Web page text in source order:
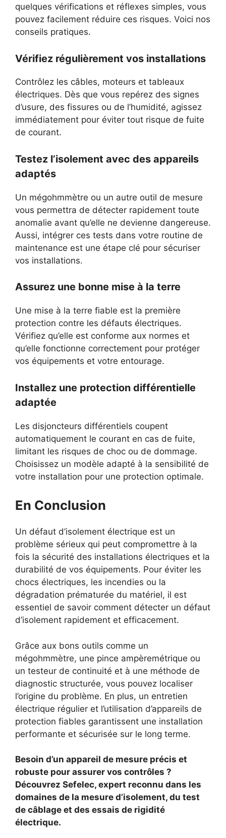
quelques vérifications et réflexes simples, vous
pouvez facilement réduire ces risques. Voici nos
conseils pratiques.
Vérifiez régulièrement vos installations
Contrôlez les câbles, moteurs et tableaux
électriques. Dès que vous repérez des signes
d’usure, des fissures ou de l’humidité, agissez
immédiatement pour éviter tout risque de fuite
de courant.
Testez l’isolement avec des appareils
adaptés
Un mégohmmètre ou un autre outil de mesure
vous permettra de détecter rapidement toute
anomalie avant qu’elle ne devienne dangereuse.
Aussi, intégrer ces tests dans votre routine de
maintenance est une étape clé pour sécuriser
vos installations.
Assurez une bonne mise à la terre
Une mise à la terre fiable est la première
protection contre les défauts électriques.
Vérifiez qu’elle est conforme aux normes et
qu’elle fonctionne correctement pour protéger
vos équipements et votre entourage.
Installez une protection différentielle
adaptée
Les disjoncteurs différentiels coupent
automatiquement le courant en cas de fuite,
limitant les risques de choc ou de dommage.
Choisissez un modèle adapté à la sensibilité de
votre installation pour une protection optimale.
En Conclusion
Un défaut d’isolement électrique est un
problème sérieux qui peut compromettre à la
fois la sécurité des installations électriques et la
durabilité de vos équipements. Pour éviter les
chocs électriques, les incendies ou la
dégradation prématurée du matériel, il est
essentiel de savoir comment détecter un défaut
d’isolement rapidement et efficacement.
Grâce aux bons outils comme un
mégohmmètre, une pince ampèremétrique ou
un testeur de continuité et à une méthode de
diagnostic structurée, vous pouvez localiser
l’origine du problème. En plus, un entretien
électrique régulier et l’utilisation d’appareils de
protection fiables garantissent une installation
performante et sécurisée sur le long terme.
Besoin d’un appareil de mesure précis et
robuste pour assurer vos contrôles ?
Découvrez Sefelec, expert reconnu dans les
domaines de la mesure d’isolement, du test
de câblage et des essais de rigidité
électrique.